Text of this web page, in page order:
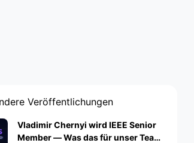
Veröffentlichungen
Vladimir Chernyi wird IEEE Senior
Member — Was das für unser Team